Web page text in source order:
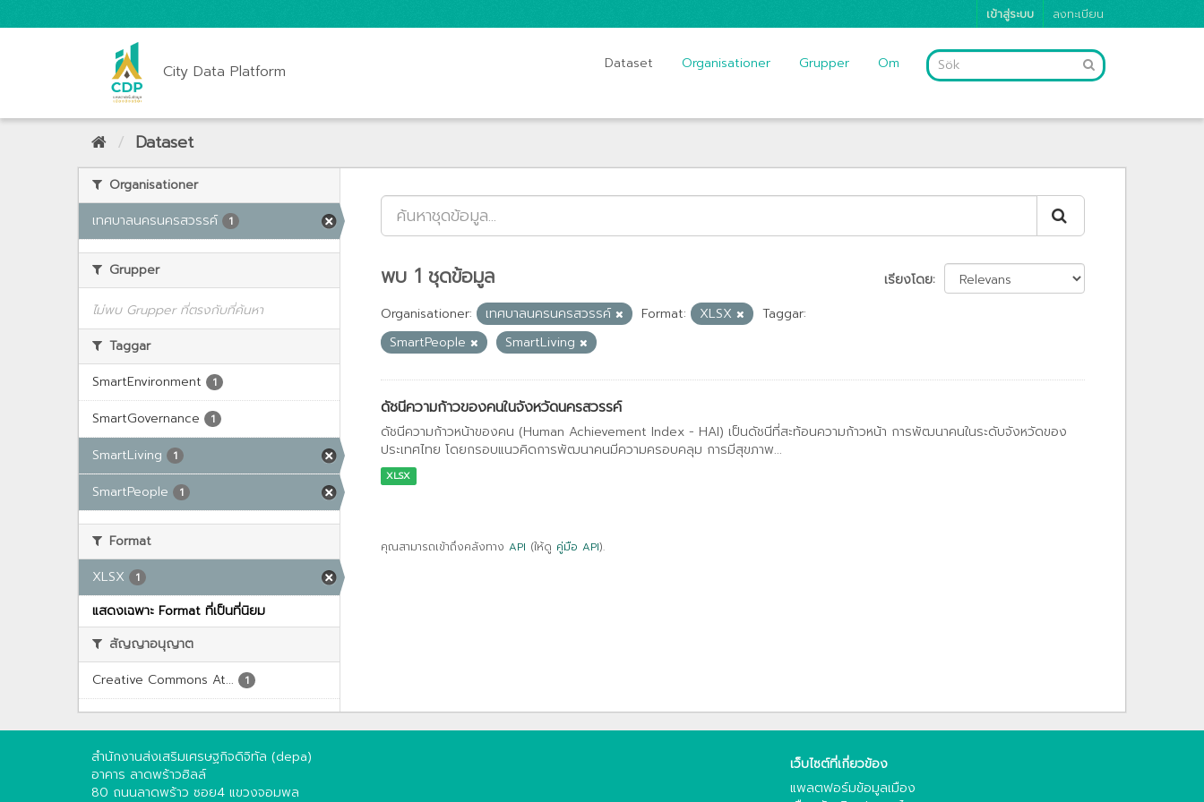
เข้าสู่ระบบ ลงทะเบียน
City Data Platform Dataset Organisationer Grupper Om
Dataset
Organisationer
เทศบาลนครนครสวรรค์
1
Grupper
ไม่พบ Grupper ที่ตรงกับที่ค้นหา
Taggar
SmartEnvironment
1
SmartGovernance 1
SmartLiving 1
SmartPeople 1
Format
XLSX
1
แสดงเฉพาะ Format ที่เป็นที่นิยม
สัญญาอนุญาต
Creative Commons At...
1
เรียงโดย
พบ 1 ชุดข้อมูล
Organisationer: เทศบาลนครนครสวรรค์ Format: XLSX
Taggar:
SmartPeople
SmartLiving
ดัชนีความก้าวของคนในจังหวัดนครสวรรค์
ดัชนีความก้าวหน้าของคน (Human Achievement Index - HAI) เป็นดัชนีที่สะท้อนความก้าวหน้า การพัฒนาคนในระดับจังหวัดของ
ประเทศไทย โดยกรอบแนวคิดการพัฒนาคนมีความครอบคลุม การมีสุขภาพ...
XLSX
คุณสามารถเข้าถึงคลังทาง API (ให้ดู คู่มือ API).
สำนักงานส่งเสริมเศรษฐกิจดิจิทัล (depa)
อาคาร ลาดพร้าวฮิลล์
80 ถนนลาดพร้าว ซอย4 แขวงจอมพล
เว็บไซต์ที่เกี่ยวข้อง
แพลตฟอร์มข้อมูลเมือง